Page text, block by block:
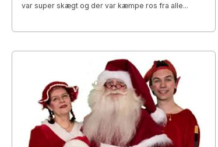
var super skægt og der var kæmpe ros fra alle...